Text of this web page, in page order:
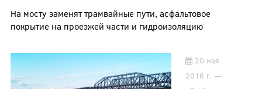
На мосту заменят трамвайные пути, асфальтовое
покрытие на проезжей части и гидроизоляцию
20 мая
2016 г. —